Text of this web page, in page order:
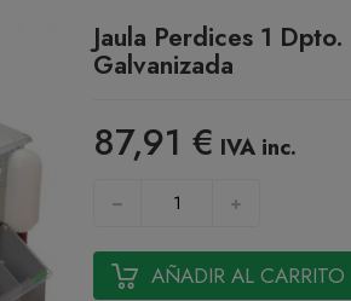
Jaula Perdices 1 Dpto.
Galvanizada
87,91 € IVA inc.
AÑADIR AL CARRITO